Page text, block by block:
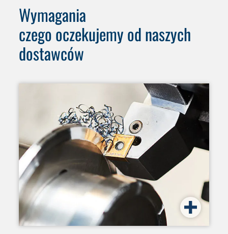
Wymagania
czego oczekujemy od naszych
dostawców